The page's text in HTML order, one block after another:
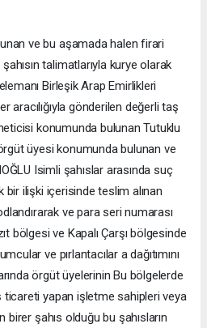
ve bu aşamada halen firari
talimatlarıyla kurye olarak
Birleşik Arap Emirlikleri
aracılığıyla gönderilen değerli taş
konumunda bulunan Tutuklu
üyesi konumunda bulunan ve
Isimli şahıslar arasında suç
bir ilişki içerisinde teslim alınan
ve para seri numarası
bölgesi ve Kapalı Çarşı bölgesinde
ve pırlantacılar a dağıtımını
örgüt üyelerinin Bu bölgelerde
ticareti yapan işletme sahipleri veya
birer şahıs olduğu bu şahısların